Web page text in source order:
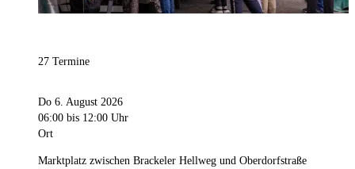
27 Termine
Do 6. August 2026
06:00 bis 12:00 Uhr
Ort
Marktplatz zwischen Brackeler Hellweg und Oberdorfstraße